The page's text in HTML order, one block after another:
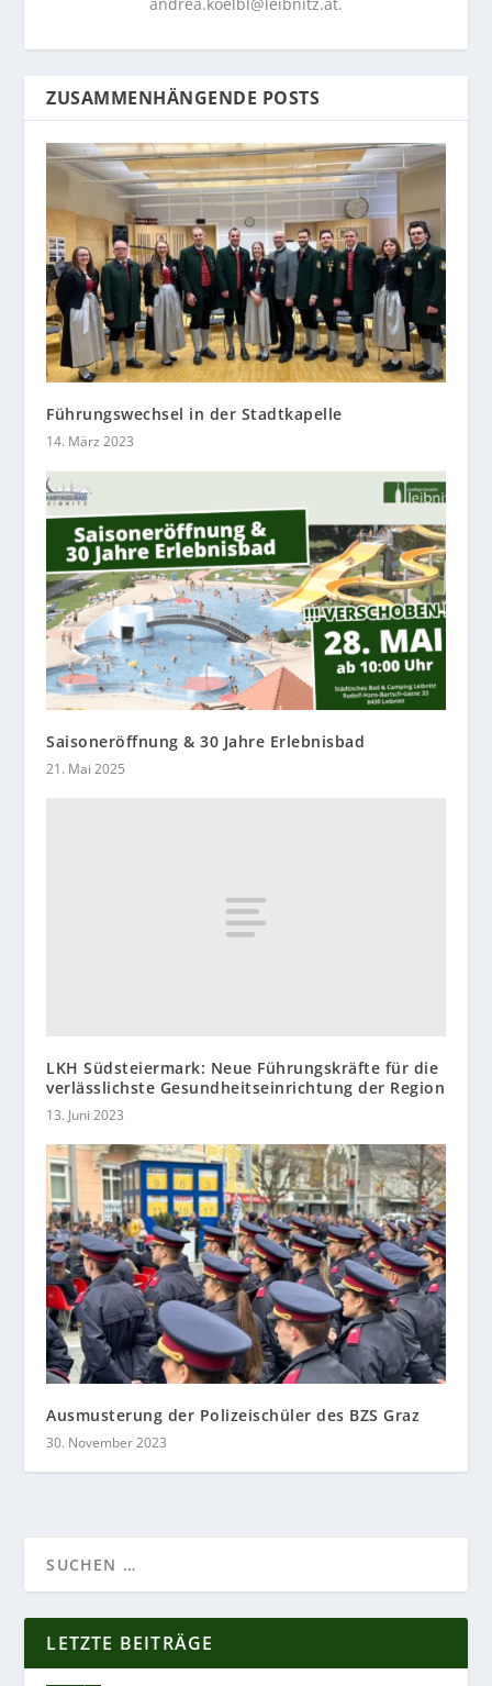
ZUSAMMENHÄNGENDE POSTS
Führungswechsel in der Stadtkapelle
14. März 2023
Saisoneröffnung & 30 Jahre Erlebnisbad
21. Mai 2025
LKH Südsteiermark: Neue Führungskräfte für die
verlässlichste Gesundheitseinrichtung der Region
13. Juni 2023
Ausmusterung der Polizeischüler des BZS Graz
30. November 2023
LETZTE BEITRÄGE